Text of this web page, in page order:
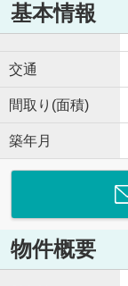
基本情報
交通
間取り(面積)
築年月
物件概要